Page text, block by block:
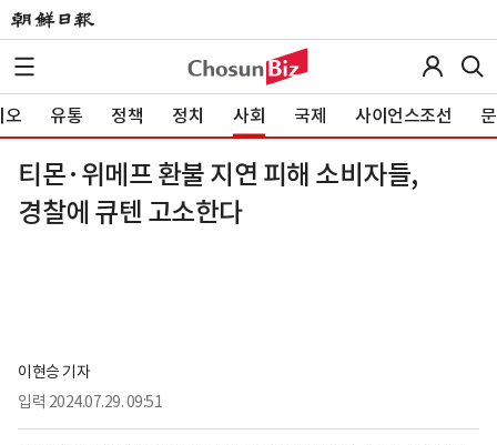
오 유통 정책 정치 사회 국제 사이언스조선
티몬·위메프 환불 지연 피해 소비자들,
경찰에 큐텐 고소한다
이현승 기자
입력 2024.07.29. 09:51